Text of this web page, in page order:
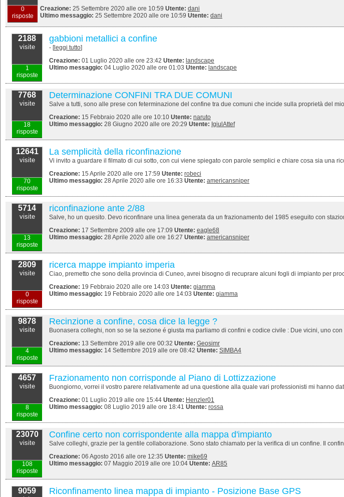
0
risposte
Creazione: 25 Settembre 2020 alle ore 10:59 Utente: dani
Ultimo messaggio: 25 Settembre 2020 alle ore 10:59 Utente: dani
2188
visite
1
risposte
gabbioni metallici a confine
- [leggi tutto]
Creazione: 01 Luglio 2020 alle ore 23:42 Utente: landscape
Ultimo messaggio: 04 Luglio 2020 alle ore 01:03 Utente: landscape
7768
visite
18
risposte
Determinazione CONFINI TRA DUE COMUNI
Salve a tutti, sono alle prese con feterminazione del confine tra due comuni che incide sulla proprietà del
Creazione: 15 Febbraio 2020 alle ore 10:10 Utente: naruto
Ultimo messaggio: 28 Giugno 2020 alle ore 20:29 Utente: IgiulAttef
12641
visite
70
risposte
La semplicità della riconfinazione
Vi invito a guardare il filmato di cui sotto, con cui viene spiegato con parole semplici e chiare cosa sia una
Creazione: 15 Aprile 2020 alle ore 17:59 Utente: robeci
Ultimo messaggio: 28 Aprile 2020 alle ore 16:33 Utente: americansniper
5714
visite
13
risposte
riconfinazione ante 2/88
Salve, ho un quesito. Devo riconfinare una linea generata da un frazionamento del 1985 eseguito con
Creazione: 17 Settembre 2009 alle ore 17:09 Utente: eagle68
Ultimo messaggio: 28 Aprile 2020 alle ore 16:27 Utente: americansniper
2809
visite
0
risposte
ricerca mappe impianto imperia
Ciao, premetto che sono della provincia di Cuneo, avrei bisogno di recuprare alcuni fogli di impianto per
Creazione: 19 Febbraio 2020 alle ore 14:03 Utente: giamma
Ultimo messaggio: 19 Febbraio 2020 alle ore 14:03 Utente: giamma
9878
visite
4
risposte
Recinzione a confine, cosa dice la legge ?
Buonasera colleghi, non so se la sezione é giusta ma parliamo di confini e codice civile : Due vicini, uno
Creazione: 13 Settembre 2019 alle ore 00:32 Utente: Geosimr
Ultimo messaggio: 14 Settembre 2019 alle ore 08:42 Utente: SIMBA4
4657
visite
8
risposte
Frazionamento non corrisponde al Piano di Lottizzazione
Buongiorno, vorrei il vostro parere relativamente ad una questione alla quale vari professionisti mi hanno
Creazione: 01 Luglio 2019 alle ore 15:44 Utente: Henzler01
Ultimo messaggio: 08 Luglio 2019 alle ore 18:41 Utente: rossa
23070
visite
108
risposte
Confine certo non corrispondente alla mappa d'impianto
Salve colleghi, grazie per la gentile collaborazione. Sono stato chiamato per la verifica di un confine. Il
Creazione: 06 Agosto 2016 alle ore 12:35 Utente: mike69
Ultimo messaggio: 07 Maggio 2019 alle ore 10:04 Utente: AR85
9059 Riconfinamento linea mappa di impianto - Posizione Base GPS